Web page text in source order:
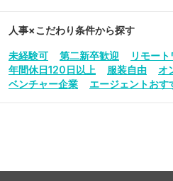
人事×こだわり条件から探す
未経験可 第二新卒歓迎 リモー
年間休日120日以上
服装自由
オ
ベンチャー企業
エージェントおす